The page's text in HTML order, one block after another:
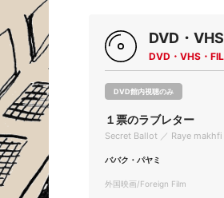
DVD・
DVD・VHS・
DVD館内視聴のみ
１票のラブレター
Secret Ballot ／ Raye makhfi
ババク・パヤミ
外国映画/Foreign Film